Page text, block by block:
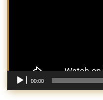
00:00